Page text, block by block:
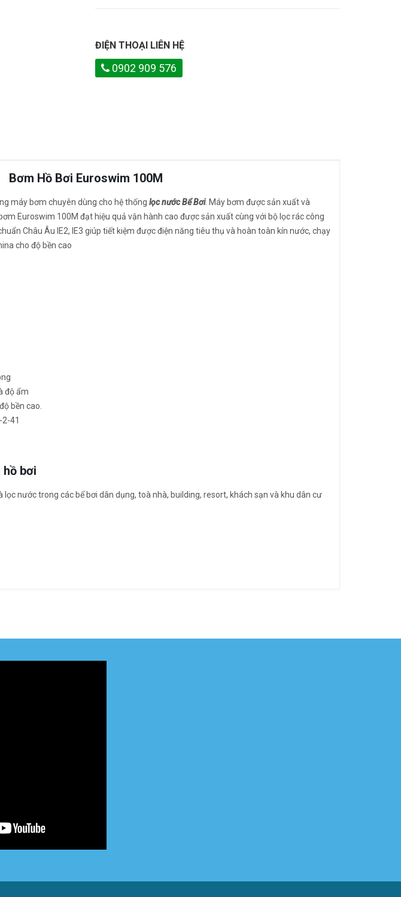
ĐIỆN THOẠI LIÊN HỆ
0902 909 576
Bơm Hồ Bơi Euroswim 100M
máy bơm chuyên dùng cho hệ thống lọc nước Bể Bơi. Máy bơm được sản xuất và
Euroswim 100M đạt hiệu quả vận hành cao được sản xuất cùng với bộ lọc rác công
Châu Âu IE2, IE3 giúp tiết kiệm được điện năng tiêu thụ và hoàn toàn kín nước, chạy
cho độ bền cao
độ ẩm
bền cao.
41
hồ bơi
nước trong các bể bơi dân dụng, toà nhà, building, resort, khách sạn và khu dân cư